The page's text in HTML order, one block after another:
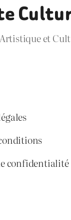
et
confidentialité